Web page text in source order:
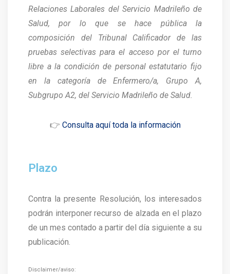
Relaciones Laborales del Servicio Madrileño de
Salud, por lo que se hace pública la
composición del Tribunal Calificador de las
pruebas selectivas para el acceso por el turno
libre a la condición de personal estatutario fijo
en la categoría de Enfermero/a, Grupo A,
Subgrupo A2, del Servicio Madrileño de Salud.
👉 Consulta aquí toda la información
Plazo
Contra la presente Resolución, los interesados
podrán interponer recurso de alzada en el plazo
de un mes contado a partir del día siguiente a su
publicación.
Disclaimer/aviso: